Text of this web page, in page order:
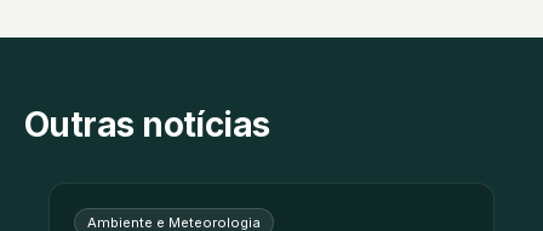
Outras notícias
Ambiente e Meteorologia